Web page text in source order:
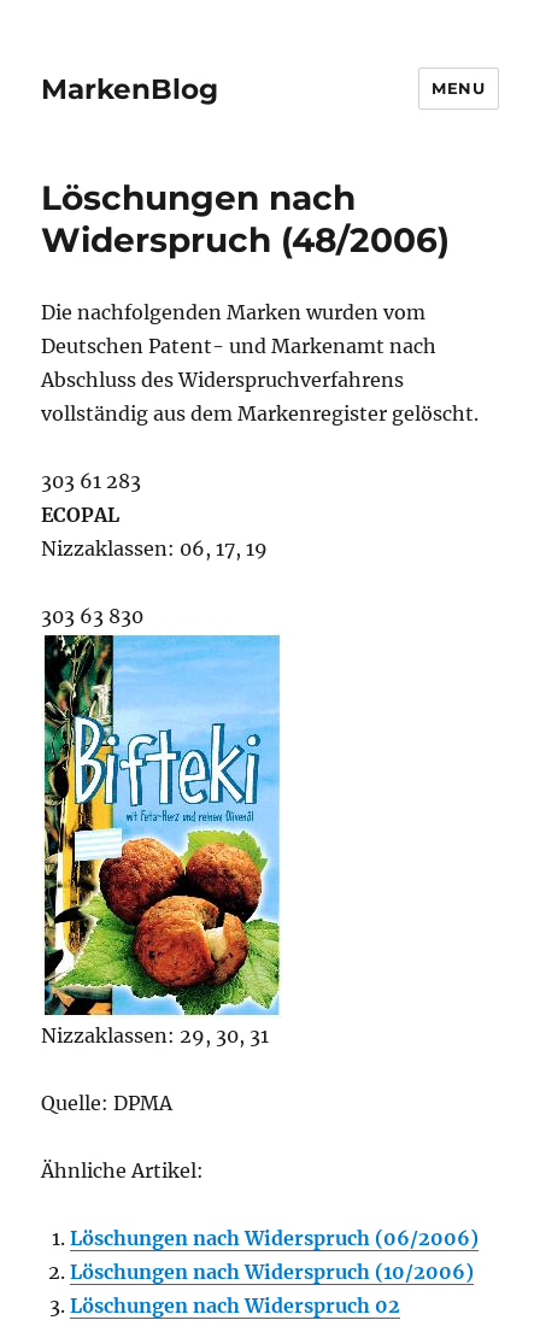
MarkenBlog MENU
Löschungen nach
Widerspruch (48/2006)
Die nachfolgenden Marken wurden vom
Deutschen Patent- und Markenamt nach
Abschluss des Widerspruchverfahrens
vollständig aus dem Markenregister gelöscht.
303 61 283
ECOPAL
Nizzaklassen: 06, 17, 19
303 63 830
Nizzaklassen: 29, 30, 31
Quelle: DPMA
Ähnliche Artikel:
Löschungen nach Widerspruch (06/2006)
Löschungen nach Widerspruch (10/2006)
Löschungen nach Widerspruch 02